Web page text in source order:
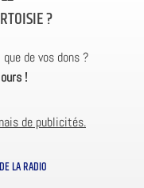
?
de vos dons ?
!
de publicités.
LA RADIO